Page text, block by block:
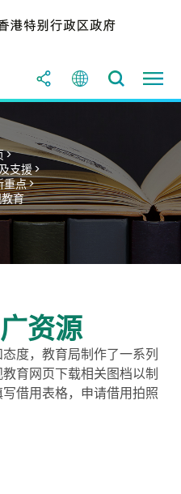
>
支援 >
点 >
育
资源
度，教育局制作了一系列
育网页下载相关图档以制
借用表格，申请借用拍照